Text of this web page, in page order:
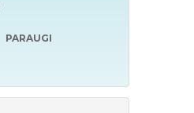
PARAUGI